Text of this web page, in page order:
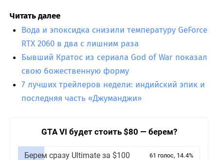
Читать далее
Вода и эпоксидка снизили температуру GeForce
RTX 2060 в два с лишним раза
Бывший Кратос из сериала God of War показал
свою божественную форму
7 лучших трейлеров недели: индийский эпик и
последняя часть «Джуманджи»
GTA VI будет стоить $80 — берем?
Берем сразу Ultimate за $100 61 голос, 14.4%